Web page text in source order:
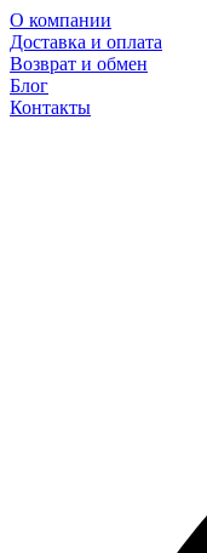
О компании
Доставка и оплата
Возврат и обмен
Блог
Контакты